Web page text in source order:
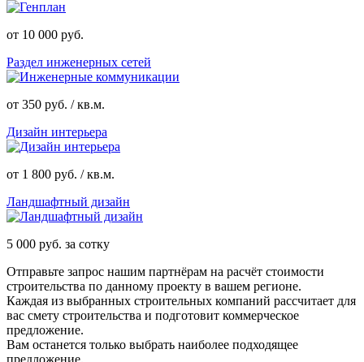
от 10 000 руб.
Раздел инженерных сетей
от 350 руб. / кв.м.
Дизайн интерьера
от 1 800 руб. / кв.м.
Ландшафтный дизайн
5 000 руб. за сотку
Отправьте запрос нашим партнёрам на расчёт стоимости
строительства по данному проекту в вашем регионе.
Каждая из выбранных строительных компаний рассчитает для
вас смету строительства и подготовит коммерческое
предложение.
Вам останется только выбрать наиболее подходящее
предложение.